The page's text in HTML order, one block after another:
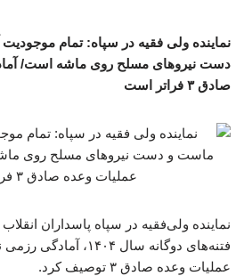
نماینده ولی فقیه در سپاه: تمام
دست نیروهای مسلح روی ماشه است/
صادق ۳ فراتر است
نماینده ولی‌فقیه در سپاه پاسداران
فتنه‌های دوگانه سال
عملیات وعده صادق ۳ توصیف کرد.